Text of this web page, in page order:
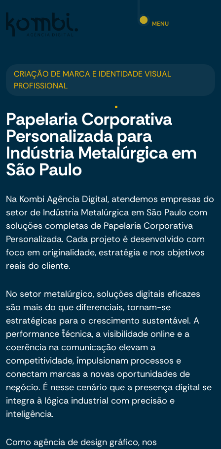
MENU
CRIAÇÃO DE MARCA E IDENTIDADE VISUAL
PROFISSIONAL
Papelaria Corporativa
Personalizada para
Indústria Metalúrgica em
São Paulo
Na Kombi Agência Digital, atendemos empresas do
setor de Indústria Metalúrgica em São Paulo com
soluções completas de Papelaria Corporativa
Personalizada. Cada projeto é desenvolvido com
foco em originalidade, estratégia e nos objetivos
reais do cliente.
No setor metalúrgico, soluções digitais eficazes
são mais do que diferenciais, tornam-se
estratégicas para o crescimento sustentável. A
performance técnica, a visibilidade online e a
coerência na comunicação elevam a
competitividade, impulsionam processos e
conectam marcas a novas oportunidades de
negócio. É nesse cenário que a presença digital se
integra à lógica industrial com precisão e
inteligência.
Como agência de design gráfico, nos